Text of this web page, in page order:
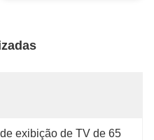
exibição de TV de 65